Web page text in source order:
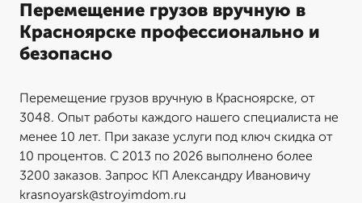
Перемещение грузов вручную в
Красноярске профессионально и
безопасно
Перемещение грузов вручную в Красноярске, от
3048. Опыт работы каждого нашего специалиста не
менее 10 лет. При заказе услуги под ключ скидка от
10 процентов. С 2013 по 2026 выполнено более
3200 заказов. Запрос КП Александру Ивановичу
krasnoyarsk@stroyimdom.ru